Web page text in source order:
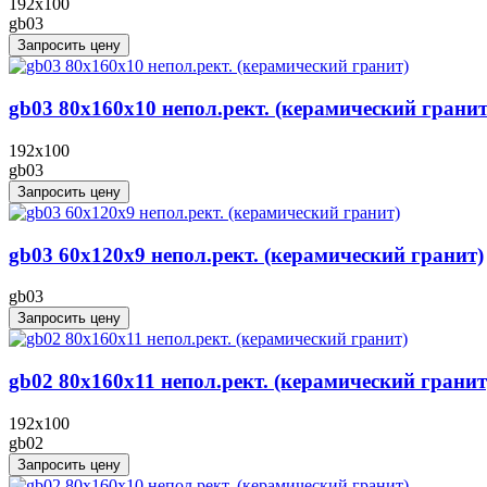
192x100
gb03
Запросить цену
gb03 80x160x10 непол.рект. (керамический
192x100
gb03
Запросить цену
gb03 60x120x9 непол.рект. (керамический гранит)
gb03
Запросить цену
gb02 80x160x11 непол.рект. (керамический
192x100
gb02
Запросить цену